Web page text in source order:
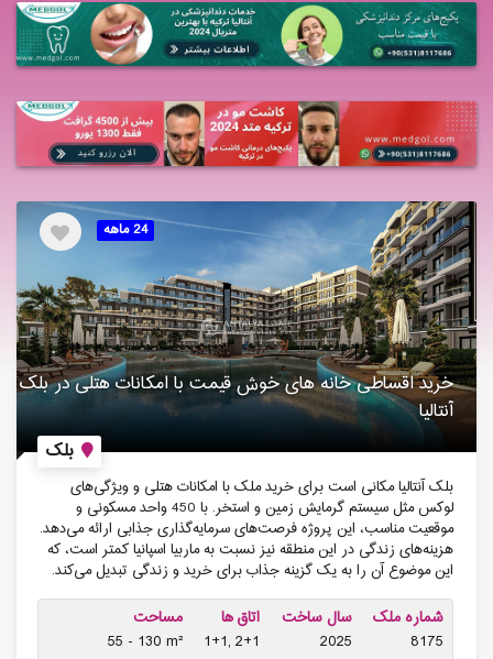
24 ماهه
خرید اقساطی خانه های خوش قیمت با امکانات هتلی در بلک
آنتالیا
بلک
بلک آنتالیا مکانی است برای خرید ملک با امکانات هتلی و ویژگی‌های
لوکس مثل سیستم گرمایش زمین و استخر. با 450 واحد مسکونی و
موقعیت مناسب، این پروژه فرصت‌های سرمایه‌گذاری جذابی ارائه می‌دهد.
هزینه‌های زندگی در این منطقه نیز نسبت به ماربیا اسپانیا کمتر است، که
این موضوع آن را به یک گزینه جذاب برای خرید و زندگی تبدیل می‌کند.
شماره ملک
8175
سال ساخت
2025
اتاق ها
1+1, 2+1
مساحت
55 - 130 m²